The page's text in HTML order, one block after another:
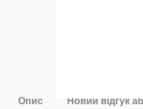
Опис Новий відгук